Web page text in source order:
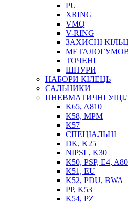
ПІСТОЛЕТИ
НАСОСИ ТА ПОМПИ
НАГНІТАЧІ
МУФТИ (НАСАДКИ) ДЛЯ
МАСЛЯНКИ, ЛІЙКИ
ПРЕС-МАСЛЯНКИ
ШЛАНГИ, ТРУБКИ
ШПРИЦИ МАСТИЛЬНІ
PU
XRING
VMQ
V-RING
ЗАХИСНІ
ТОЧЕНІ
ШНУРИ
НАБОРИ КІЛЕЦЬ
САЛЬНИКИ
ПНЕВМАТИЧНІ
K65, A810
K58, MPM
K57
СПЕЦІАЛЬНІ
DK, K25
NIPSL, K30
K50, PSP, E4,
K51, EU
K52, PDU, BWA
PP, K53
K54, PZ